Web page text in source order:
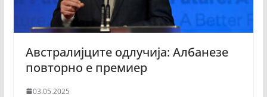
Австралијците одлучија: Албанезе
повторно е премиер
03.05.2025